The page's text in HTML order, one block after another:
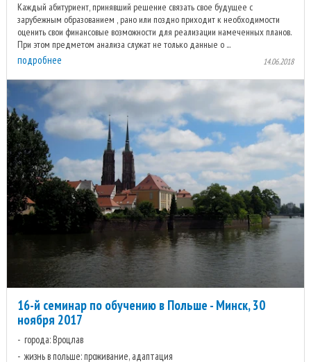
Каждый абитуриент, принявший решение связать свое будущее с
зарубежным образованием , рано или поздно приходит к необходимости
оценить свои финансовые возможности для реализации намеченных планов.
При этом предметом анализа служат не только данные о ...
подробнее 14.06.2018
16-й семинар по обучению в Польше - Минск, 30
ноября 2017
города: Вроцлав
жизнь в польше: проживание, адаптация